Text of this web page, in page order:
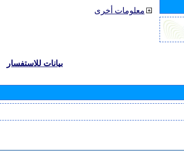
معلومات أخرى
بيانات للاستفسار